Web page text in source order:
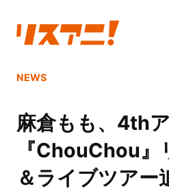
NEWS
麻倉もも、4th
『ChouChou』
＆ライブツアー